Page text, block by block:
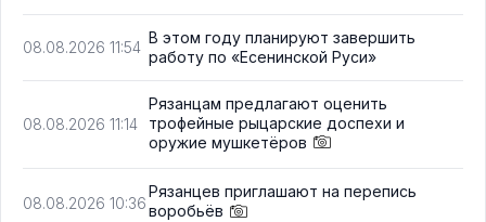
08.08.2026 11:54
В этом году планируют завершить
работу по «Есенинской Руси»
08.08.2026 11:14
Рязанцам предлагают оценить
трофейные рыцарские доспехи и
оружие мушкетёров
08.08.2026 10:36
Рязанцев приглашают на перепись
воробьёв